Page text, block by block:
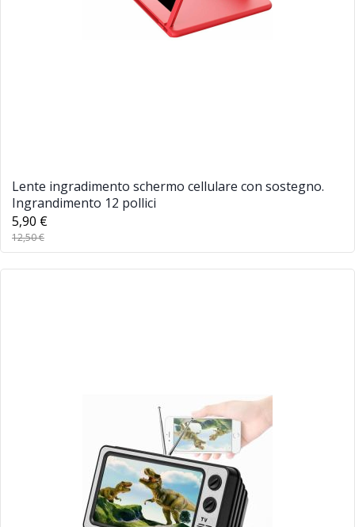
Lente ingradimento schermo cellulare con sostegno.
Ingrandimento 12 pollici
5,90 €
12,50 €